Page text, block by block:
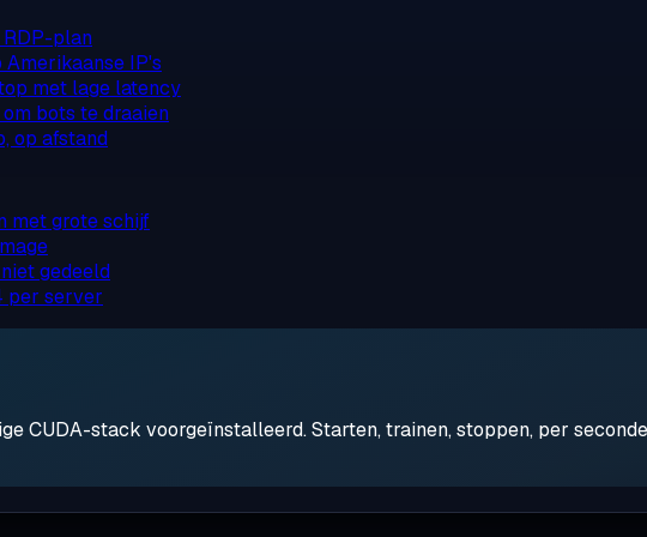
plan
IP's
met lage latency
bots te draaien
op afstand
met grote schijf
gedeeld
per server
CUDA-stack voorgeïnstalleerd. Starten, trainen, stoppen, per